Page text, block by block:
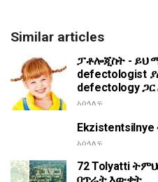
Similar articles
ፓቶሎጂስት - ይህ
defectologist
defectology
አሰላለፍ
አሰላለፍ
72 Tolyatti